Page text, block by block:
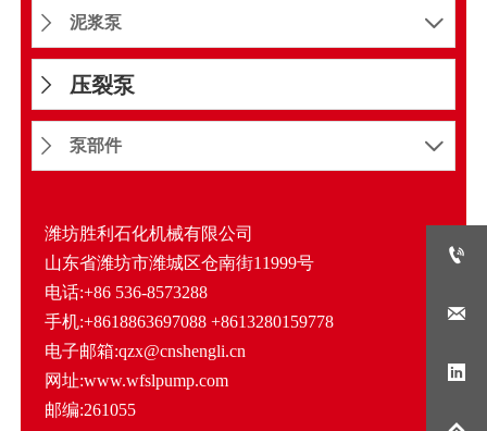
 泥浆泵 
 压裂泵
 泵部件 
潍坊胜利石化机械有限公司
山东省潍坊市潍城区仓南街11999号
电话:+86 536-8573288
手机:+8618863697088 +8613280159778
电子邮箱:qzx@cnshengli.cn
网址:www.wfslpump.com
邮编:261055


